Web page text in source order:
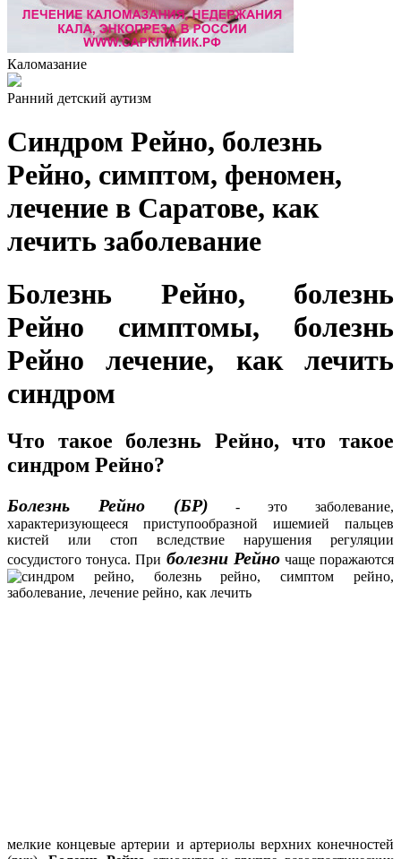
Каломазание
Ранний детский аутизм
Синдром Рейно, болезнь
Рейно, симптом, феномен,
лечение в Саратове, как
лечить заболевание
Болезнь Рейно, болезнь
Рейно симптомы, болезнь
Рейно лечение, как лечить
синдром
Что такое болезнь Рейно, что такое
синдром Рейно?
Болезнь Рейно (БР) - это заболевание,
характеризующееся приступообразной ишемией пальцев
кистей или стоп вследствие нарушения регуляции
сосудистого тонуса. При болезни Рейночащепоражаются
мелкие концевые артерии и артериолы верхних конечностей